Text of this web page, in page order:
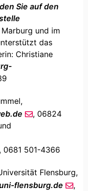
Sie auf den
und im
das
Christiane
.de
, 06824
, 0681 501-4366
Flensburg,
flensburg.de ,